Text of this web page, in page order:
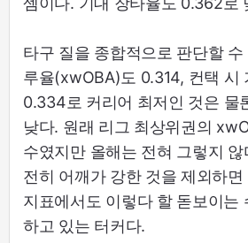
타구 질을 종합적으로 판단할
루율(xwOBA)도 0.314, 컨택 시
0.334로 커리어 최저인 것은 물
낮다. 원래 리그 최상위권의
수였지만 올해는 전혀 그렇지
전히 어깨가 강한 것을 제외하
지표에서도 이렇다 할 돋보이는
하고 있는 터커다.